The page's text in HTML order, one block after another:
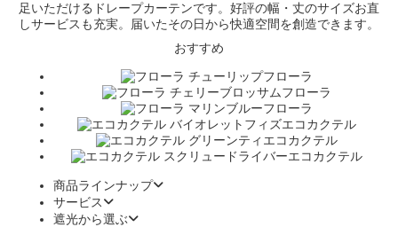
足いただけるドレープカーテンです。好評の幅・丈のサイズお直
しサービスも充実。届いたその日から快適空間を創造できます。
おすすめ
フローラ
フローラ
フローラ
エコカクテル
エコカクテル
エコカクテル
商品ラインナップ
サービス
遮光から選ぶ